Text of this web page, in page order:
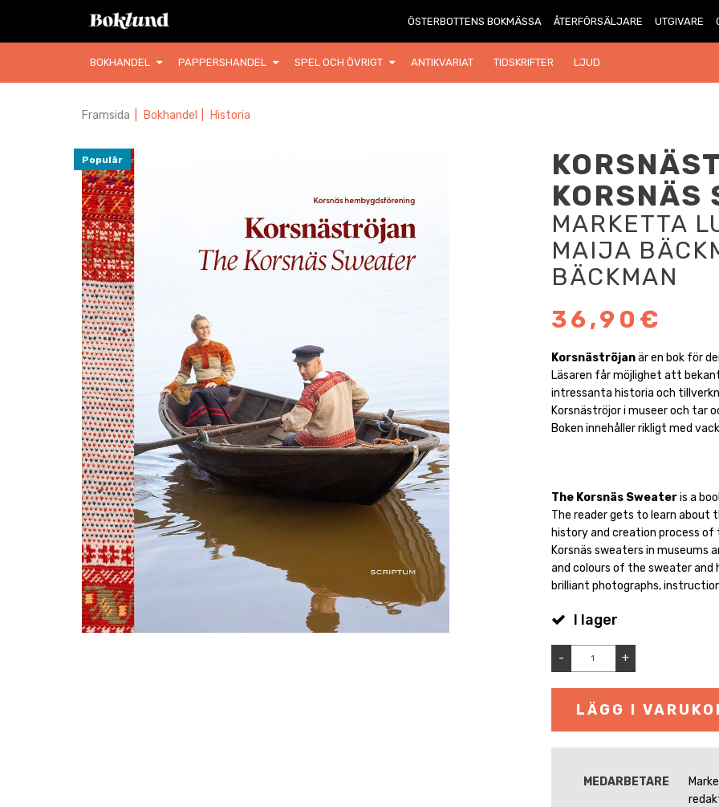
ÖSTERBOTTENS BOKMÄSSA ÅTERFÖRSÄLJARE UTGIVARE
BOKHANDEL PAPPERSHANDEL SPEL OCH ÖVRIGT ANTIKVARIAT TIDSKRIFTER LJUD
Framsida Bokhandel Historia
Populär
KORSNÄS
MARKETTA
MAIJA
BÄCKMAN
36,90€
Korsnäströjanär en bok för
Läsaren får möjlighet att
intressanta historia och
Korsnäströjor i museer och tar
Boken innehåller rikligt med
The Korsnäs Sweateris a
The reader gets to learn about
history and creation process
Korsnäs sweaters in
and colours of the sweater and
brilliant photographs,
I lager
- +
LÄGG I
MEDARBETARE